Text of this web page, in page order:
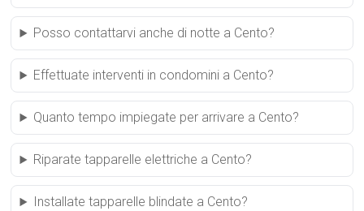
Posso contattarvi anche di notte a Cento?
Effettuate interventi in condomini a Cento?
Quanto tempo impiegate per arrivare a Cento?
Riparate tapparelle elettriche a Cento?
Installate tapparelle blindate a Cento?